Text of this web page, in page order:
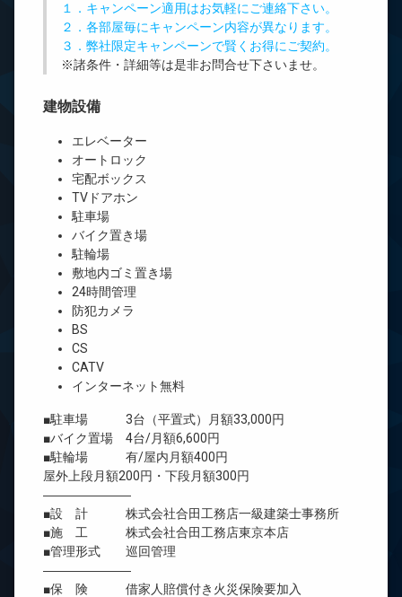
１．キャンペーン適用はお気軽にご連絡下さい。
２．各部屋毎にキャンペーン内容が異なります。
３．弊社限定キャンペーンで賢くお得にご契約。
※諸条件・詳細等は是非お問合せ下さいませ。
建物設備
エレベーター
オートロック
宅配ボックス
TVドアホン
駐車場
バイク置き場
駐輪場
敷地内ゴミ置き場
24時間管理
防犯カメラ
BS
CS
CATV
インターネット無料
■駐車場 3台（平置式）月額33,000円
■バイク置場 4台/月額6,600円
■駐輪場 有/屋内月額400円
屋外上段月額200円・下段月額300円
―――――――
■設 計 株式会社合田工務店一級建築士事務所
■施 工 株式会社合田工務店東京本店
■管理形式 巡回管理
―――――――
■保 険 借家人賠償付き火災保険要加入